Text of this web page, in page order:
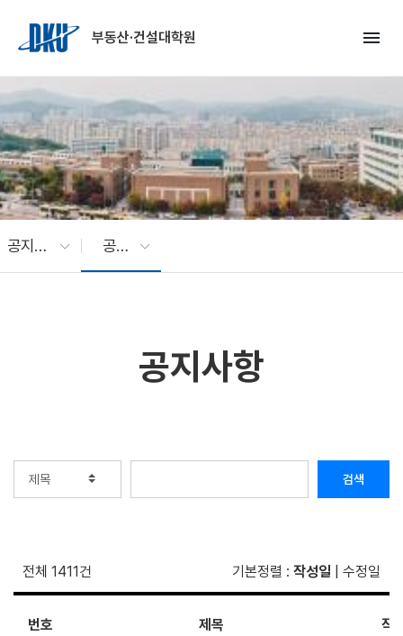
부동산·건설대학원
menu
공지사항 공지사항
공지사항
검색
전체 1411건 기본정렬 : 작성일 수정일
번호 제목 작